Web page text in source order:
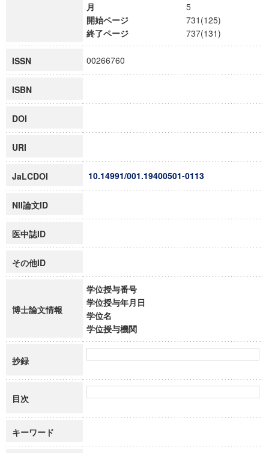
月
5
開始ページ
731(125)
終了ページ
737(131)
ISSN 00266760
ISBN
DOI
URI
JaLCDOI 10.14991/001.19400501-0113
NII論文ID
医中誌ID
その他ID
博士論文情報
学位授与番号
学位授与年月日
学位名
学位授与機関
抄録
目次
キーワード